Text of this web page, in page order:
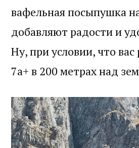
вафельная посыпушка
добавляют радости и
Ну, при условии, что вас
7а+ в 200 метрах над